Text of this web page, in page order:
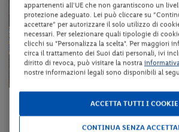
Uzbekistan - Tashkent – Khiva – Bukhara –
appartenenti all'UE che non garantiscono un
protezione adeguato. Lei può cliccare su
accettare” per autorizzare il solo utilizzo di
necessari. Per selezionare quali tipologie di
clicchi su "Personalizza la scelta". Per maggiori
circa il trattamento dei Suoi dati personali, ivi
diritto di revoca, può visitare la nostra
nostre informazioni legali sono disponibili al
ACCETTA TUTTI I COOKIE
CONTINUA SENZA